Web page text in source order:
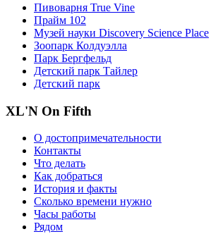
Пивоварня True Vine
Прайм 102
Музей науки Discovery Science Place
Зоопарк Колдуэлла
Парк Бергфельд
Детский парк Тайлер
Детский парк
XL'N On Fifth
О достопримечательности
Контакты
Что делать
Как добраться
История и факты
Сколько времени нужно
Часы работы
Рядом